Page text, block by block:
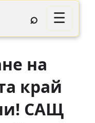
⌕ ☰
на
край
САЩ